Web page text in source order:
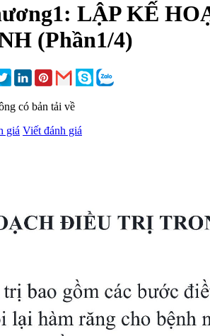
LẬP KẾ
(Phần1/4)
có bản tải về
giá Viết đánh giá